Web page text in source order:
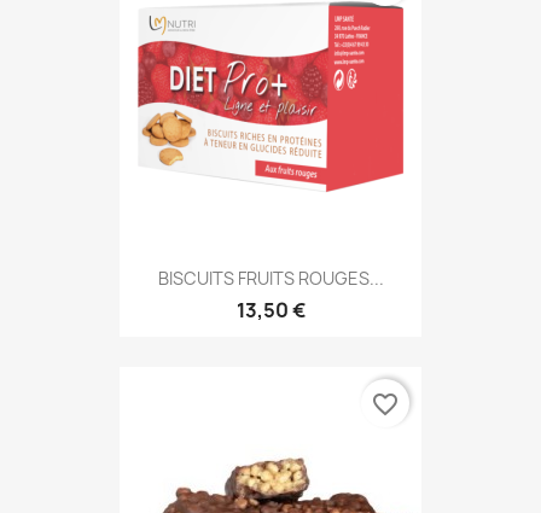
BISCUITS FRUITS ROUGES...
13,50 €
favorite_border